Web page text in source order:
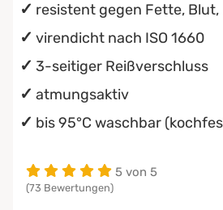
resistent gegen Fette, Blut,
virendicht nach ISO 1660
3-seitiger Reißverschluss
atmungsaktiv
bis 95°C waschbar
5 von 5
(73 Bewertungen)